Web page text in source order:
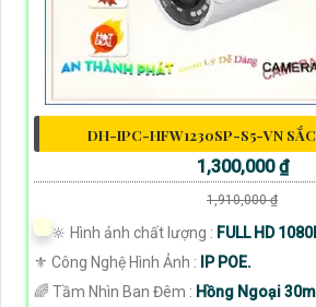
DH-IPC-HFW1230SP-S5-VN
1,300,000 ₫
1,910,000 ₫
🔆 Hình ảnh chất lượng : FULL HD
⚜️ Công Nghệ Hình Ảnh :
IP POE.
🌈 Tầm Nhìn Ban Đêm : Hồng Ngoại 30m